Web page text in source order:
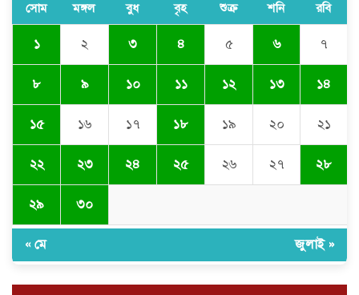
অবৈধ বালু উত্তোলনের অভিযোগে ২১টি
ড্রেজার জব্দ, ৯ জন আটক
অব অনারে বরণ
চুনারুঘাটে সাংবাদিকের ব্যক্তিগত ভিডিও
ধারণের অভিযোগ: ব্ল্যাকমেইল ও চাঁদা
দোয়ারাবাজারে বালু ব্যবসায়ীর সংবাদ
সম্মেলন চারটি নৌকা দখল ও নগদ টাকা
সোম মঙ্গল বুধ বৃহ শুক্র শনি রবি
১ ২ ৩ ৪ ৫ ৬ ৭
৮ ৯ ১০ ১১ ১২ ১৩ ১৪
১৫ ১৬ ১৭ ১৮ ১৯ ২০ ২১
২২ ২৩ ২৪ ২৫ ২৬ ২৭ ২৮
২৯ ৩০
« মে জুলাই »